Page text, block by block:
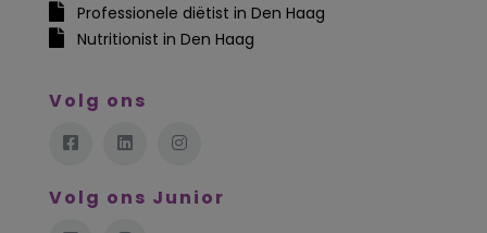
Professionele diëtist in Den Haag
Nutritionist in Den Haag
Volg ons
Volg ons Junior